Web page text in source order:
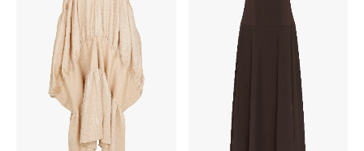
جميع مستحضرات الجمال
الجديد في عالم الجمال
الأكثر مبيعاً